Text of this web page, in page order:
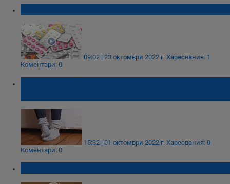
09:02 | 23 октомври 2022 г. Харесвания: 1
Коментари: 0
15:32 | 01 октомври 2022 г. Харесвания: 0
Коментари: 0